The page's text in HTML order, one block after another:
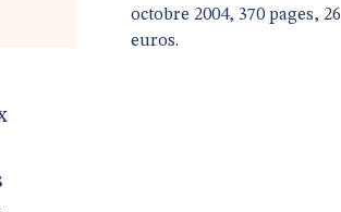
octobre 2004, 370 pages, 26
euros.